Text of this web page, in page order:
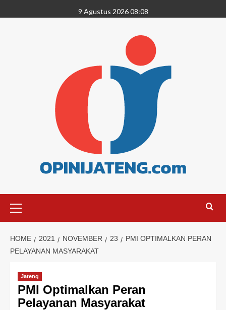
9 Agustus 2026 08:08
HOME 2021 NOVEMBER 23
PMI OPTIMALKAN PERAN
PELAYANAN MASYARAKAT
Jateng
PMI Optimalkan Peran
Pelayanan Masyarakat